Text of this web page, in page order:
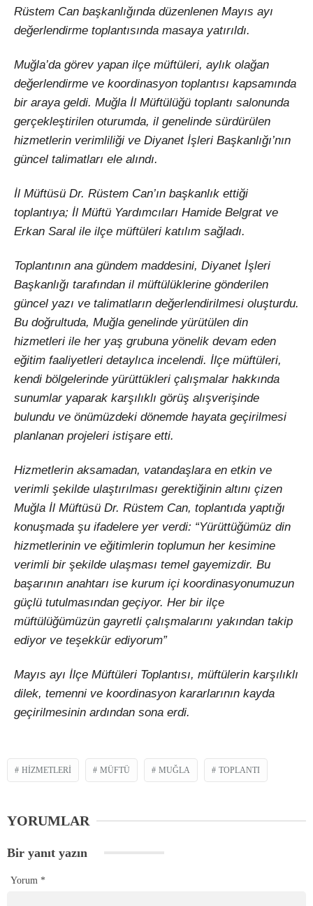
Rüstem Can başkanlığında düzenlenen Mayıs ayı
değerlendirme toplantısında masaya yatırıldı.
Muğla’da görev yapan ilçe müftüleri, aylık olağan
değerlendirme ve koordinasyon toplantısı kapsamında
bir araya geldi. Muğla İl Müftülüğü toplantı salonunda
gerçekleştirilen oturumda, il genelinde sürdürülen
hizmetlerin verimliliği ve Diyanet İşleri Başkanlığı’nın
güncel talimatları ele alındı.
İl Müftüsü Dr. Rüstem Can’ın başkanlık ettiği
toplantıya; İl Müftü Yardımcıları Hamide Belgrat ve
Erkan Saral ile ilçe müftüleri katılım sağladı.
Toplantının ana gündem maddesini, Diyanet İşleri
Başkanlığı tarafından il müftülüklerine gönderilen
güncel yazı ve talimatların değerlendirilmesi oluşturdu.
Bu doğrultuda, Muğla genelinde yürütülen din
hizmetleri ile her yaş grubuna yönelik devam eden
eğitim faaliyetleri detaylıca incelendi. İlçe müftüleri,
kendi bölgelerinde yürüttükleri çalışmalar hakkında
sunumlar yaparak karşılıklı görüş alışverişinde
bulundu ve önümüzdeki dönemde hayata geçirilmesi
planlanan projeleri istişare etti.
Hizmetlerin aksamadan, vatandaşlara en etkin ve
verimli şekilde ulaştırılması gerektiğinin altını çizen
Muğla İl Müftüsü Dr. Rüstem Can, toplantıda yaptığı
konuşmada şu ifadelere yer verdi: “Yürüttüğümüz din
hizmetlerinin ve eğitimlerin toplumun her kesimine
verimli bir şekilde ulaşması temel gayemizdir. Bu
başarının anahtarı ise kurum içi koordinasyonumuzun
güçlü tutulmasından geçiyor. Her bir ilçe
müftülüğümüzün gayretli çalışmalarını yakından takip
ediyor ve teşekkür ediyorum”
Mayıs ayı İlçe Müftüleri Toplantısı, müftülerin karşılıklı
dilek, temenni ve koordinasyon kararlarının kayda
geçirilmesinin ardından sona erdi.
HIZMETLERI MÜFTÜ MUĞLA TOPLANTI
YORUMLAR
Bir yanıt yazın
Yorum *